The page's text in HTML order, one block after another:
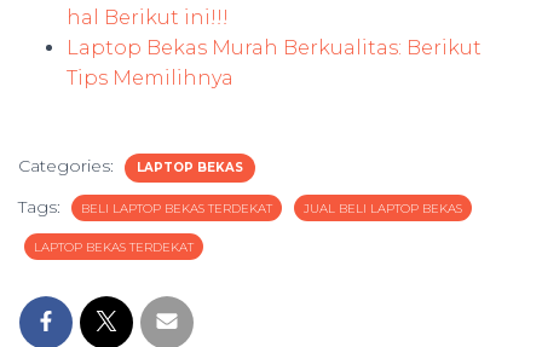
hal Berikut ini!!!
Laptop Bekas Murah Berkualitas: Berikut
Tips Memilihnya
Categories: LAPTOP BEKAS
Tags: BELI LAPTOP BEKAS TERDEKAT JUAL BELI LAPTOP BEKAS
LAPTOP BEKAS TERDEKAT